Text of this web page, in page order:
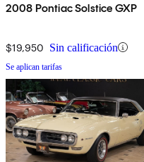
2008 Pontiac Solstice GXP
$19,950 Sin calificación
Se aplican tarifas